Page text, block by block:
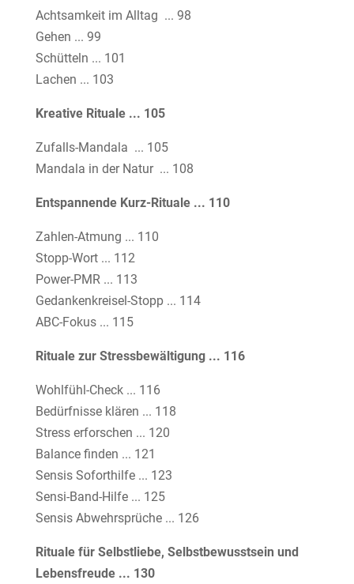
Achtsamkeit im Alltag ... 98
Gehen ... 99
Schütteln ... 101
Lachen ... 103
Kreative Rituale ... 105
Zufalls-Mandala ... 105
Mandala in der Natur ... 108
Entspannende Kurz-Rituale ... 110
Zahlen-Atmung ... 110
Stopp-Wort ... 112
Power-PMR ... 113
Gedankenkreisel-Stopp ... 114
ABC-Fokus ... 115
Rituale zur Stressbewältigung ... 116
Wohlfühl-Check ... 116
Bedürfnisse klären ... 118
Stress erforschen ... 120
Balance finden ... 121
Sensis Soforthilfe ... 123
Sensi-Band-Hilfe ... 125
Sensis Abwehrsprüche ... 126
Rituale für Selbstliebe, Selbstbewusstsein und
Lebensfreude ... 130